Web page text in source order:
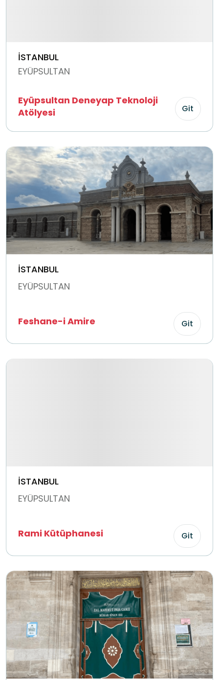
İSTANBUL
EYÜPSULTAN
Eyüpsultan Deneyap Teknoloji
Atölyesi
Git
İSTANBUL
EYÜPSULTAN
Feshane-i Amire Git
İSTANBUL
EYÜPSULTAN
Rami Kütüphanesi Git